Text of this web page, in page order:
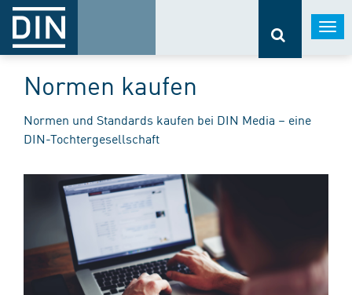
Normen kaufen
Normen und Standards kaufen bei DIN Media – eine
DIN-Tochtergesellschaft